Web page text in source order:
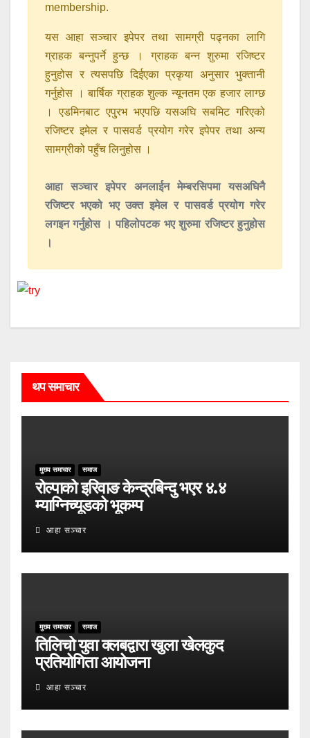
membership.
यस आहा सञ्चार इपेपर तथा सामग्री पढ्नका लागि
ग्राहक बन्नुपर्ने हुन्छ । ग्राहक बन्न शुरुमा रजिष्टर
हुनुहोस र त्यसपछि दिईएका प्रकृया अनुसार भुक्तानी
गर्नुहोस । बार्षिक ग्राहक शुल्क न्यूनतम एक हजार लाग्छ
। एडमिनबाट एपु्रभ भएपछि यसअघि सबमिट गरिएको
रजिष्टर इमेल र पासवर्ड प्रयोग गरेर इपेपर तथा अन्य
सामग्रीको पहुँच लिनुहोस ।
आहा सञ्चार इपेपर अनलाईन मेम्बरसिपमा यसअघिनै
रजिष्टर भएको भए उक्त इमेल र पासवर्ड प्रयोग गरेर
लगइन गर्नुहोस । पहिलोपटक भए शुरुमा रजिष्टर हुनुहोस
।
थप समाचार
मुख्य समाचार समाज
रोल्पाको इरिवाङ केन्द्रबिन्दु भएर ४.४
म्याग्निच्यूडको भूकम्प
आहा सञ्चार
मुख्य समाचार समाज
तिलिचो युवा क्लबद्वारा खुला खेलकुद
प्रतियोगिता आयोजना
आहा सञ्चार